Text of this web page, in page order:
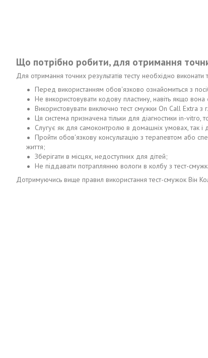
Що потрібно робити, для отримання
Для отримання точних результатів тесту необхідно виконати
Перед використанням обов'язково ознайомиться з
Не використовувати кодову пластину, навіть якщо
Використовувати виключно тест смужки On Call Extra
Ця система призначена тільки для діагностики in-vitro,
Слугує як для самоконтролю в домашніх умовах, так і
Пройти обов'язкову консультацію з терапевтом або
життя;
Зберігати в місцях, недоступних для дітей;
Не піддавати потраплянню вологи в колбу з тест-
Дотримуючись вище правил використання тест-смужок Він